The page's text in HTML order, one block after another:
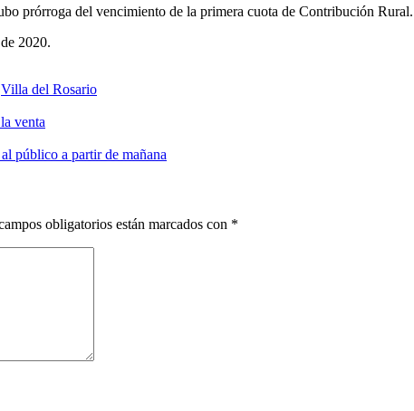
prórroga del vencimiento de la primera cuota de Contribución Rural.
2020.
Villa del Rosario
venta
público a partir de mañana
obligatorios están marcados con *